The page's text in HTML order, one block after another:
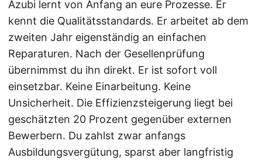
Azubi lernt von Anfang an eure Prozesse. Er
kennt die Qualitätsstandards. Er arbeitet ab dem
zweiten Jahr eigenständig an einfachen
Reparaturen. Nach der Gesellenprüfung
übernimmst du ihn direkt. Er ist sofort voll
einsetzbar. Keine Einarbeitung. Keine
Unsicherheit. Die Effizienzsteigerung liegt bei
geschätzten 20 Prozent gegenüber externen
Bewerbern. Du zahlst zwar anfangs
Ausbildungsvergütung, sparst aber langfristig